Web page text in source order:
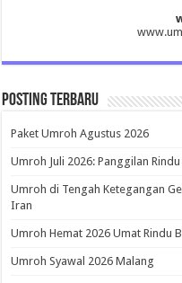
Posting Terbaru
Paket Umroh Agustus 2026
Umroh Juli 2026: Panggilan Rindu
Umroh di Tengah Ketegangan
Iran
Umroh Hemat 2026 Umat Rindu
Umroh Syawal 2026 Malang